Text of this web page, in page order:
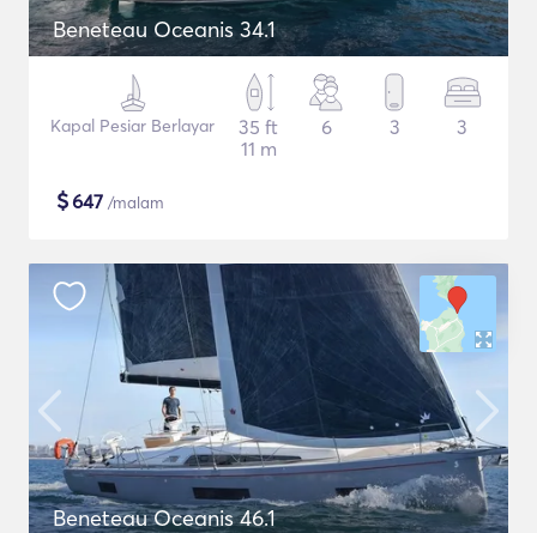
Beneteau Oceanis 34.1
Kapal Pesiar Berlayar
35 ft
11 m
6 3 3
$647 /malam
Beneteau Oceanis 46.1